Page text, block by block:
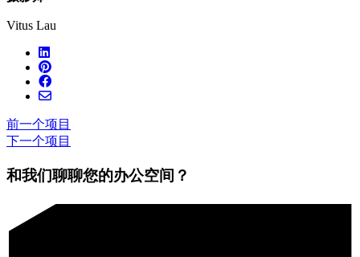
Vitus Lau
前一个项目
下一个项目
和我们聊聊您的办公空间？